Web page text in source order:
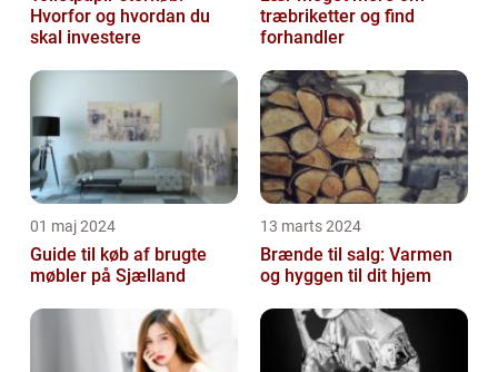
Hvorfor og hvordan du
skal investere
træbriketter og find
forhandler
01 maj 2024
Guide til køb af brugte
møbler på Sjælland
13 marts 2024
Brænde til salg: Varmen
og hyggen til dit hjem